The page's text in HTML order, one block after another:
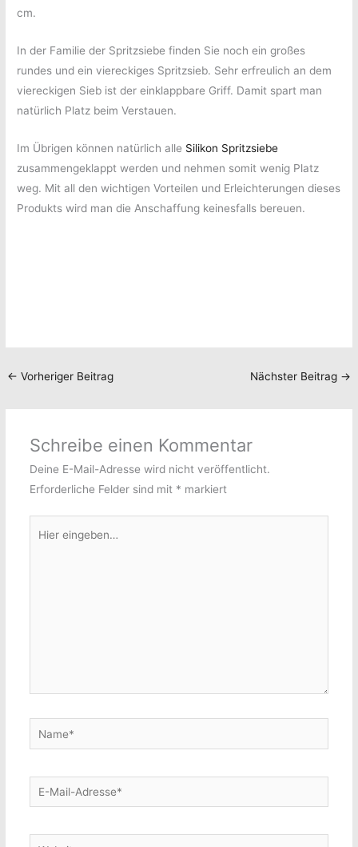
cm.
In der Familie der Spritzsiebe finden Sie noch ein großes
rundes und ein viereckiges Spritzsieb. Sehr erfreulich an dem
viereckigen Sieb ist der einklappbare Griff. Damit spart man
natürlich Platz beim Verstauen.
Im Übrigen können natürlich alle Silikon Spritzsiebe
zusammengeklappt werden und nehmen somit wenig Platz
weg. Mit all den wichtigen Vorteilen und Erleichterungen dieses
Produkts wird man die Anschaffung keinesfalls bereuen.
← Vorheriger Beitrag Nächster Beitrag →
Schreibe einen Kommentar
Deine E-Mail-Adresse wird nicht veröffentlicht.
Erforderliche Felder sind mit * markiert
eingeben…
Name*
E-
Mail-
Website